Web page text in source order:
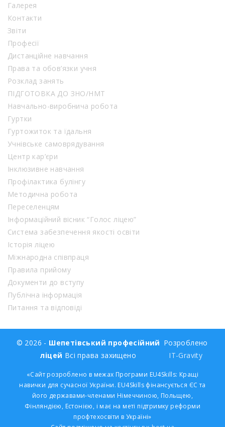
Галерея
Контакти
Звіти
Професії
Дистанційне навчання
Права та обов’язки учня
Розклад занять
ПІДГОТОВКА ДО ЗНО/НМТ
Навчально-виробнича робота
Гуртки
Гуртожиток та їдальня
Учнівське самоврядування
Центр кар’єри
Інклюзивне навчання
Профілактика булінгу
Методична робота
Переселенцям
Інформаційний вісник “Голос ліцею”
Система забезпечення якості освіти
Історія ліцею
Міжнародна співпраця
Правила прийому
Документи до вступу
Публічна інформація
Питання та відповіді
© 2026 - Шепетівський професійний
ліцей Всі права захищено
Розроблено
IT-Gravity
«Сайт розроблено в межах Програми EU4Skills: Кращі
навички для сучасної України. EU4Skills фінансується ЄС та
його державами-членами Німеччиною, Польщею,
Фінляндією, Естонією, і має на меті підтримку реформи
профтехосвіти в Україні»